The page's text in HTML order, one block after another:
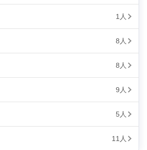
1人
8人
8人
9人
5人
11人